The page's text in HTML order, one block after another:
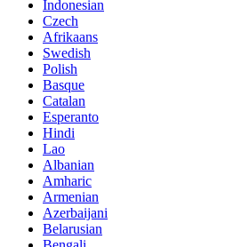
Indonesian
Czech
Afrikaans
Swedish
Polish
Basque
Catalan
Esperanto
Hindi
Lao
Albanian
Amharic
Armenian
Azerbaijani
Belarusian